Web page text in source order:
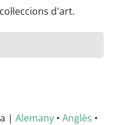
d'art.
| Alemany• Anglès •